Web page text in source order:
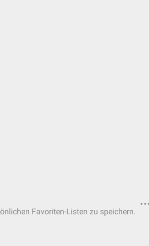
Favoriten-Listen zu speichern.